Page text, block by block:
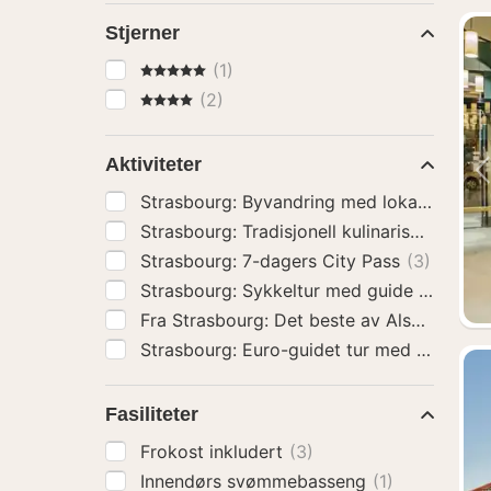
Stjerner
5 Stjerner(1)
4 Stjerner
(2)
Aktiviteter
Strasbourg: Byvandring med lokal guide
Strasbourg: 7-dagers City Pass (3)
Strasbourg: Euro-guidet tur med Segway
Fasiliteter
Frokost inkludert (3)
Innendørs svømmebasseng (1)